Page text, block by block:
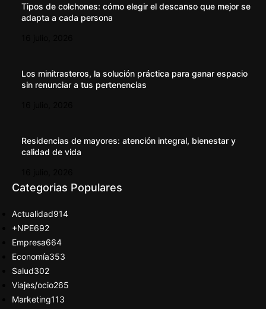
Tipos de colchones: cómo elegir el descanso que mejor se
adapta a cada persona
Los minitrasteros, la solución práctica para ganar espacio
sin renunciar a tus pertenencias
Residencias de mayores: atención integral, bienestar y
calidad de vida
Categorias Populares
Actualidad914
+NPE692
Empresa664
Economía353
Salud302
Viajes/ocio265
Marketing113